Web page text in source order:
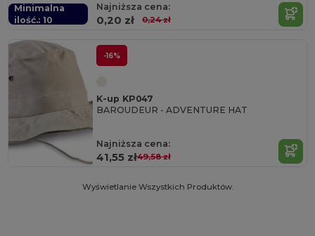
Minimalna
ilość.: 10
Najniższa cena:
0,20 zł 0,24 zł
-16%
K-up KP047
BAROUDEUR - ADVENTURE HAT
Najniższa cena:
41,55 zł49,58 zł
Wyświetlanie Wszystkich Produktów.